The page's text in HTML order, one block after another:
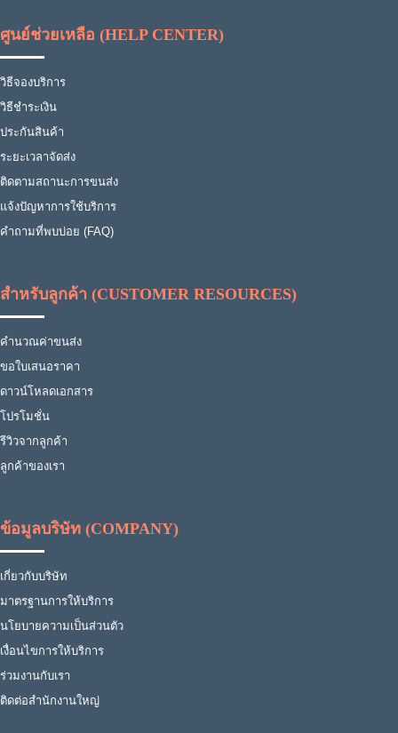
ศูนย์ช่วยเหลือ (HELP CENTER)
วิธีจองบริการ
วิธีชำระเงิน
ประกันสินค้า
ระยะเวลาจัดส่ง
ติดตามสถานะการขนส่ง
แจ้งปัญหาการใช้บริการ
คำถามที่พบบ่อย (FAQ)
สำหรับลูกค้า (CUSTOMER RESOURCES)
คำนวณค่าขนส่ง
ขอใบเสนอราคา
ดาวน์โหลดเอกสาร
โปรโมชั่น
รีวิวจากลูกค้า
ลูกค้าของเรา
ข้อมูลบริษัท (COMPANY)
เกี่ยวกับบริษัท
มาตรฐานการให้บริการ
นโยบายความเป็นส่วนตัว
เงื่อนไขการให้บริการ
ร่วมงานกับเรา
ติดต่อสำนักงานใหญ่